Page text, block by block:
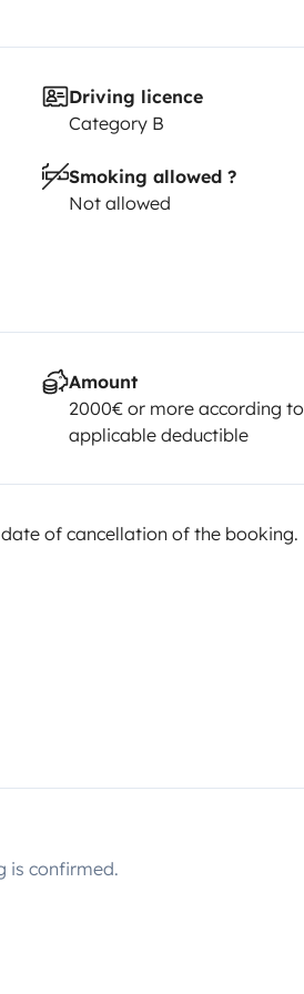
Driving licence
Category B
Smoking allowed ?
Not allowed
Amount
2000€ or more according to
applicable deductible
of cancellation of the booking.
is confirmed.